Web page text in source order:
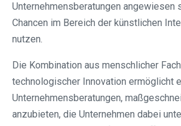
Unternehmensberatungen angewiesen
Chancen im Bereich der künstlichen
nutzen.
Die Kombination aus menschlicher
technologischer Innovation ermöglicht
Unternehmensberatungen,
anzubieten, die Unternehmen dabei